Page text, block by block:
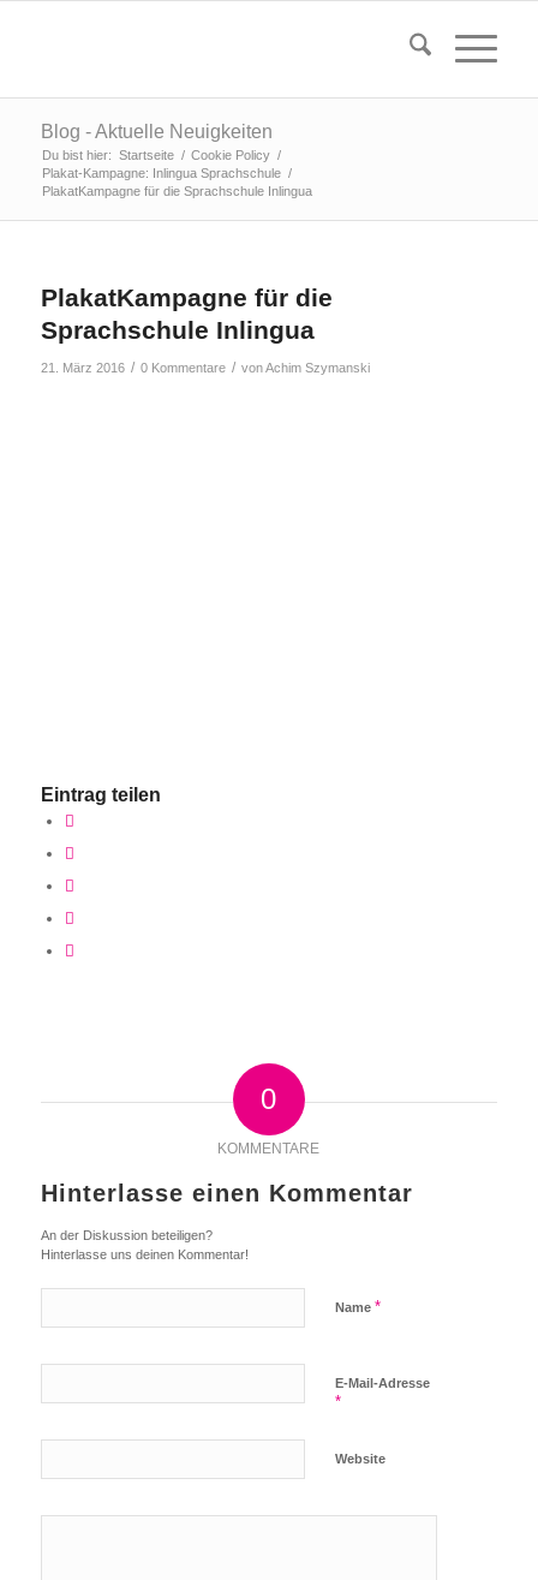
Blog - Aktuelle Neuigkeiten
Du bist hier: Startseite / Cookie Policy /
Plakat-Kampagne: Inlingua Sprachschule /
PlakatKampagne für die Sprachschule Inlingua
PlakatKampagne für die
Sprachschule Inlingua
21. März 2016 / 0 Kommentare / vonAchim Szymanski
Eintrag teilen
0
KOMMENTARE
Hinterlasse einen Kommentar
An der Diskussion beteiligen?
Hinterlasse uns deinen Kommentar!
Name *
E-Mail-Adresse
*
Website